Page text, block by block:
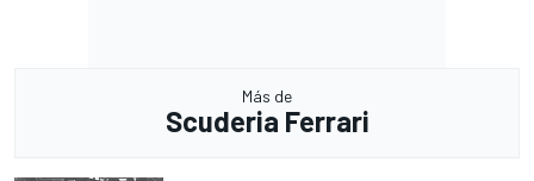
Más de
Scuderia Ferrari